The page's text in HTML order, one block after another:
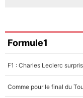
Formule1